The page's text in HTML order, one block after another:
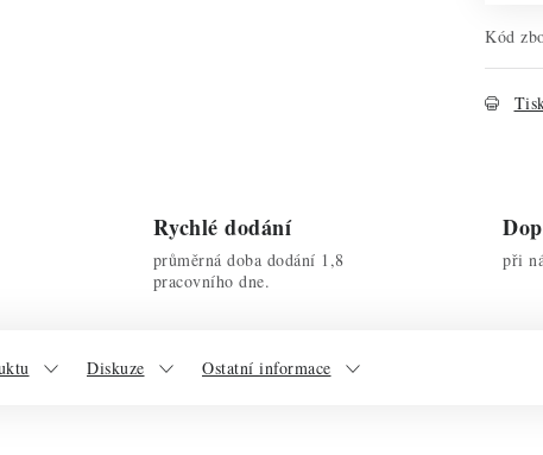
Kód
Rychlé dodání
průměrná doba dodání 1,8
pracovního dne.
při
Diskuze Ostatní informace